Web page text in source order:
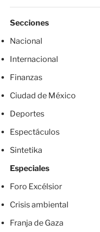
Secciones
Nacional
Internacional
Finanzas
Ciudad de México
Deportes
Espectáculos
Sintetika
Especiales
Foro Excélsior
Crisis ambiental
Franja de Gaza